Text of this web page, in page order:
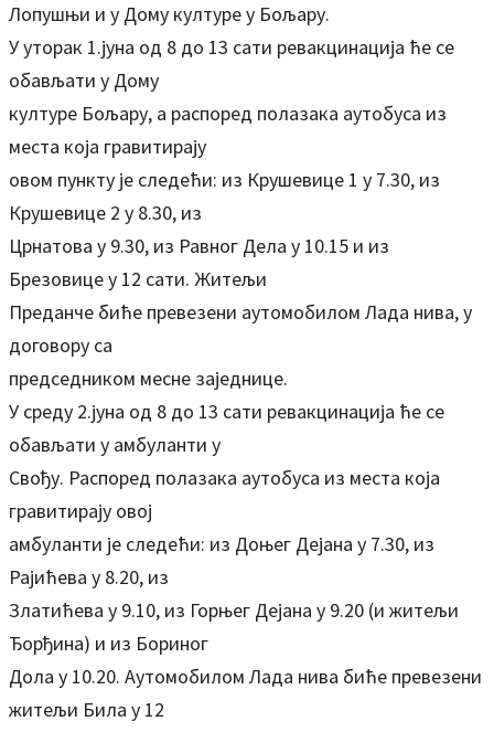
Лопушњи и у Дому културе у Бољару.
У уторак 1.јуна од 8 до 13 сати ревакцинација ће се
обављати у Дому
културе Бољару, а распоред полазака аутобуса из
места која гравитирају
овом пункту је следећи: из Крушевице 1 у 7.30, из
Крушевице 2 у 8.30, из
Црнатова у 9.30, из Равног Дела у 10.15 и из
Брезовице у 12 сати. Житељи
Преданче биће превезени аутомобилом Лада нива, у
договору са
председником месне заједнице.
У среду 2.јуна од 8 до 13 сати ревакцинација ће се
обављати у амбуланти у
Свођу. Распоред полазака аутобуса из места која
гравитирају овој
амбуланти је следећи: из Доњег Дејана у 7.30, из
Рајићева у 8.20, из
Златићева у 9.10, из Горњег Дејана у 9.20 (и житељи
Ђорђина) и из Бориног
Дола у 10.20. Аутомобилом Лада нива биће превезени
житељи Била у 12